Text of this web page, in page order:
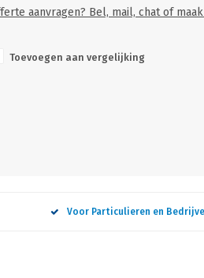
aanvragen? Bel, mail, chat of
Toevoegen aan vergelijking
Voor Particulieren en